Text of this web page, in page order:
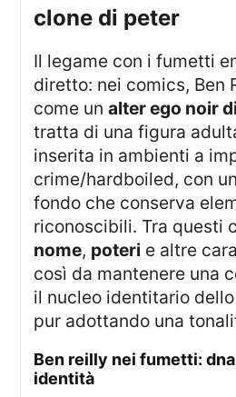
clone di peter
Il legame con i fumetti emerge in modo
diretto: nei comics, Ben
come unalter ego noir
tratta di una figura
inserita in ambienti a
crime/hardboiled, con
fondo che conserva
riconoscibili. Tra questi
nome, poteri e altre
così da mantenere una
il nucleo identitario
pur adottando una
ben reilly nei fumetti: dna di peter e nuove
identità